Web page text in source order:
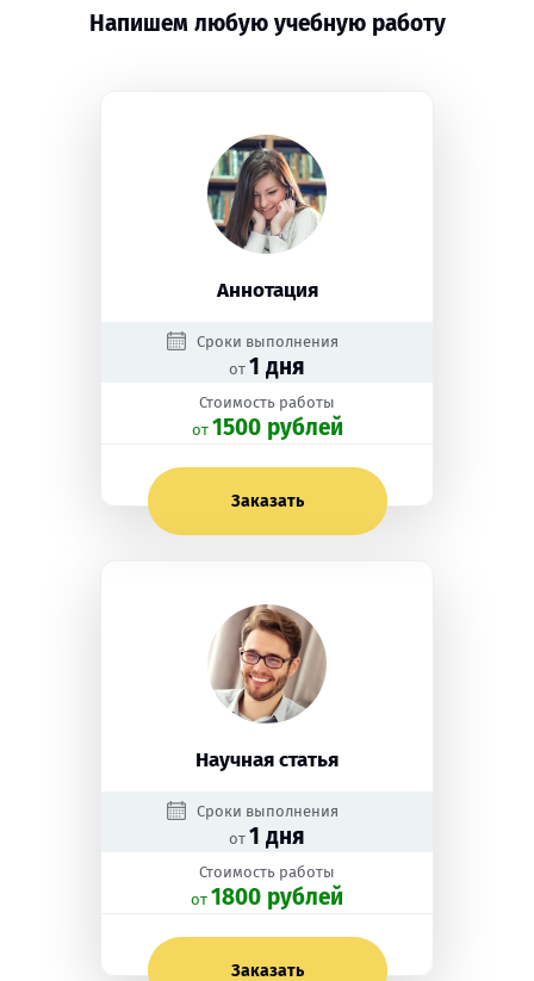
Напишем любую учебную работу
Аннотация
Сроки выполнения
от 1 дня
Стоимость работы
oт 1500 рублей
Заказать
Научная статья
Сроки выполнения
от 1 дня
Стоимость работы
oт 1800 рублей
Заказать